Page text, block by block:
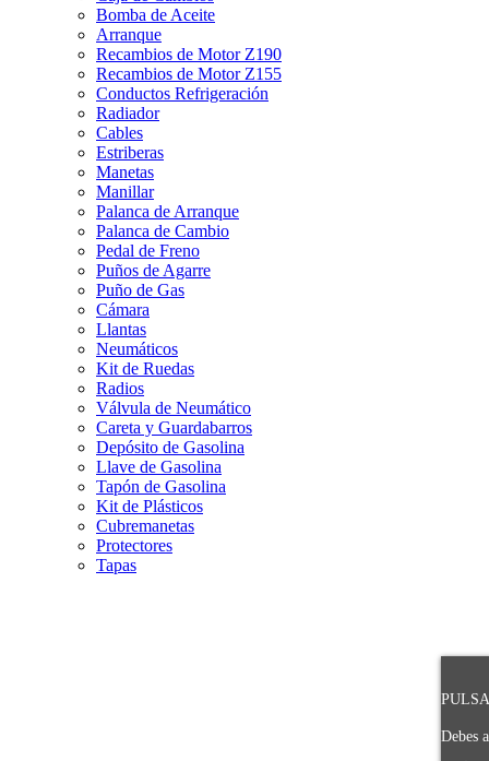
Bomba de Aceite
Arranque
Recambios de Motor Z190
Recambios de Motor Z155
Conductos Refrigeración
Radiador
Cables
Estriberas
Manetas
Manillar
Palanca de Arranque
Palanca de Cambio
Pedal de Freno
Puños de Agarre
Puño de Gas
Cámara
Llantas
Neumáticos
Kit de Ruedas
Radios
Válvula de Neumático
Careta y Guardabarros
Depósito de Gasolina
Llave de Gasolina
Tapón de Gasolina
Kit de Plásticos
Cubremanetas
Protectores
Tapas
Debes